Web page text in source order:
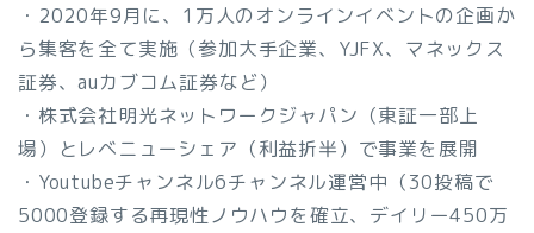
・2020年9月に、1万人のオンラインイベントの企画か
ら集客を全て実施（参加大手企業、YJFX、マネックス
証券、auカブコム証券など）
・株式会社明光ネットワークジャパン（東証一部上
場）とレベニューシェア（利益折半）で事業を展開
・Youtubeチャンネル6チャンネル運営中（30投稿で
5000登録する再現性ノウハウを確立、デイリー450万